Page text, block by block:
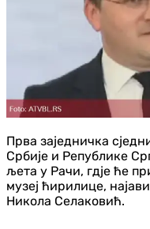
Прва заједничка
Србије и Републике
љета у Рачи, гдје ће
музеј ћирилице,
Никола Селаковић.